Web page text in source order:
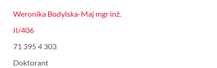
Weronika Bodylska-Maj mgr inż.
II/406
71 395 4 303
Doktorant